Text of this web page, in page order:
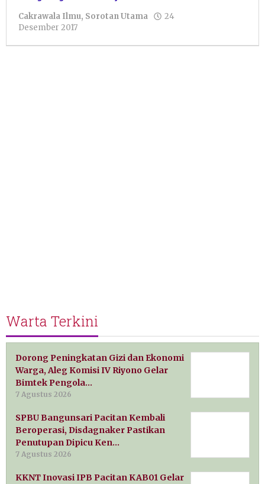
Cakrawala Ilmu, Sorotan Utama
24
Desember 2017
Warta Terkini
Dorong Peningkatan Gizi dan Ekonomi
Warga, Aleg Komisi IV Riyono Gelar
Bimtek Pengola…
7 Agustus 2026
SPBU Bangunsari Pacitan Kembali
Beroperasi, Disdagnaker Pastikan
Penutupan Dipicu Ken…
7 Agustus 2026
KKNT Inovasi IPB Pacitan KAB01 Gelar